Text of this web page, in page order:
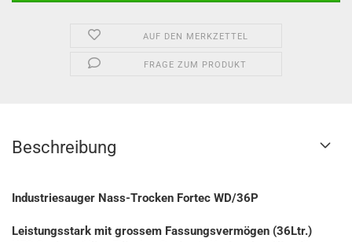
AUF DEN MERKZETTEL
FRAGE ZUM PRODUKT
Beschreibung
Industriesauger Nass-Trocken Fortec WD/36P
Leistungsstark mit grossem Fassungsvermögen (36Ltr.)